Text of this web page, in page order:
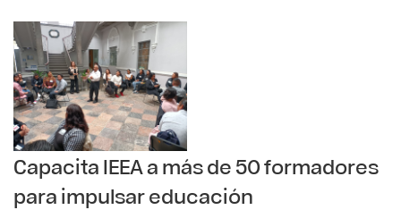
Capacita IEEA a más de 50 formadores
para impulsar educación